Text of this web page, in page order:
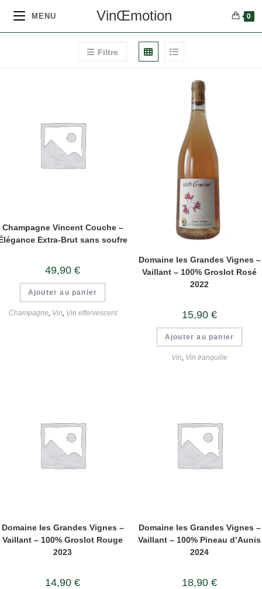
MENU VinŒmotion 0
Filtre
Champagne Vincent Couche –
Extra-Brut sans soufre
49,90 €
Ajouter au panier
Champagne Vin Vin effervescent
Domaine les Grandes Vignes –
Vaillant – 100% Groslot Rosé
2022
15,90 €
Ajouter au panier
Vin, Vin tranquille
Domaine les Grandes Vignes –
Vaillant – 100% Groslot Rouge
2023
14,90 €
Domaine les Grandes Vignes –
Vaillant – 100% Pineau d’Aunis
2024
18,90 €